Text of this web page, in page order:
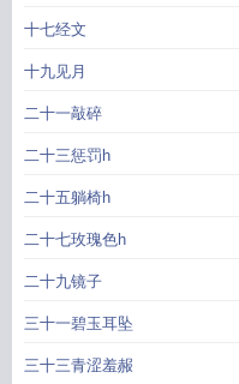
十七经文
十九见月
二十一敲碎
二十三惩罚h
二十五躺椅h
二十七玫瑰色h
二十九镜子
三十一碧玉耳坠
三十三青涩羞赧